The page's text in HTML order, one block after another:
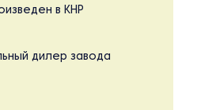
в КНР
дилер завода